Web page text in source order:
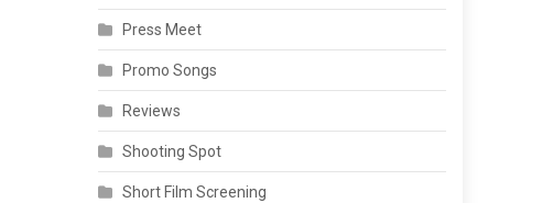
Press Meet
Promo Songs
Reviews
Shooting Spot
Short Film Screening